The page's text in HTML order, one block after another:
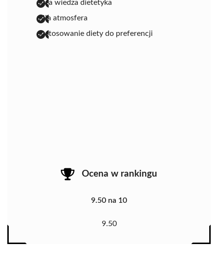
duża wiedza dietetyka
miła atmosfera
dostosowanie diety do preferencji
Ocena w rankingu
9.50 na 10
9.50